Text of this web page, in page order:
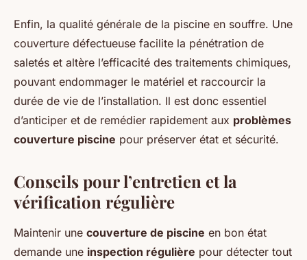
Enfin, la qualité générale de la piscine en souffre. Une
couverture défectueuse facilite la pénétration de
saletés et altère l’efficacité des traitements chimiques,
pouvant endommager le matériel et raccourcir la
durée de vie de l’installation. Il est donc essentiel
d’anticiper et de remédier rapidement aux problèmes
couverture piscine pour préserver état et sécurité.
Conseils pour l’entretien et la
vérification régulière
Maintenir une couverture de piscine en bon état
demande une inspection régulière pour détecter tout